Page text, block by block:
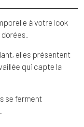
à votre look
elles présentent
qui capte la
se ferment